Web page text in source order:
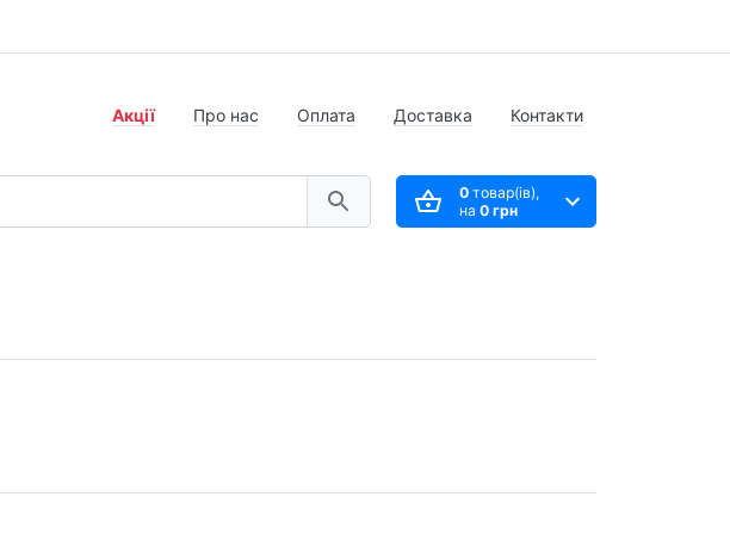
Акції Про нас Оплата Доставка Контакти
0товар(ів),
на 0 грн